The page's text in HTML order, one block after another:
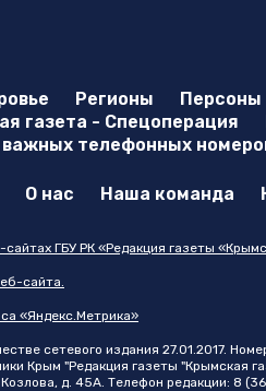
Регионы Персоны
газета - Спецоперация
телефонных
О нас Наша команда
ГБУ РК «Редакция газеты
сайта.
«Яндекс.Метрика»
сетевого издания 27.01.2017.
Крым "Редакция газеты "Крымская
д. 45А. Телефон редакции: 8